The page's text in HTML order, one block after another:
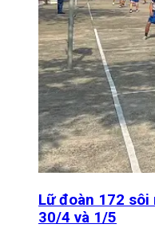
Lữ đoàn 172
30/4 và 1/5